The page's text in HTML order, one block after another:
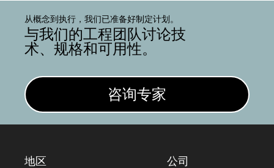
从概念到执行，我们已准备好制定计划。
与我们的工程团队讨论技
术、规格和可用性。
咨询专家
地区 公司